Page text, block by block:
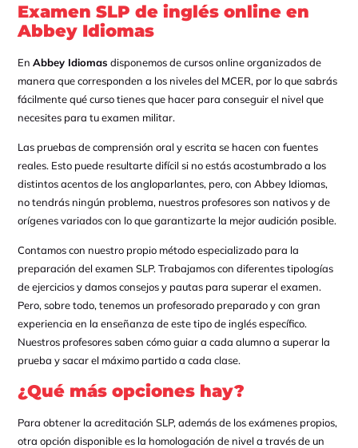
Examen SLP de inglés online en
Abbey Idiomas
En Abbey Idiomas disponemos de cursos online organizados de
manera que corresponden a los niveles del MCER, por lo que sabrás
fácilmente qué curso tienes que hacer para conseguir el nivel que
necesites para tu examen militar.
Las pruebas de comprensión oral y escrita se hacen con fuentes
reales. Esto puede resultarte difícil si no estás acostumbrado a los
distintos acentos de los angloparlantes, pero, con Abbey Idiomas,
no tendrás ningún problema, nuestros profesores son nativos y de
orígenes variados con lo que garantizarte la mejor audición posible.
Contamos con nuestro propio método especializado para la
preparación del examen SLP. Trabajamos con diferentes tipologías
de ejercicios y damos consejos y pautas para superar el examen.
Pero, sobre todo, tenemos un profesorado preparado y con gran
experiencia en la enseñanza de este tipo de inglés específico.
Nuestros profesores saben cómo guiar a cada alumno a superar la
prueba y sacar el máximo partido a cada clase.
¿Qué más opciones hay?
Para obtener la acreditación SLP, además de los exámenes propios,
otra opción disponible es la homologación de nivel a través de un